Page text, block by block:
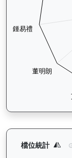
檔位統計